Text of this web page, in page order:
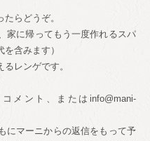
らどうぞ。
家に帰っても う一度作れるスパ
を含みます）
レンゲです。
メント、またはinfo@mani-
にマーニからの返信をもって予